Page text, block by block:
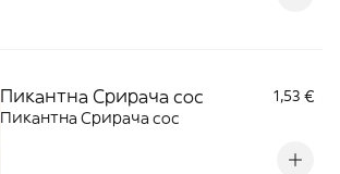
Пикантна Срирача сос
1,53 €
Пикантна Срирача сос